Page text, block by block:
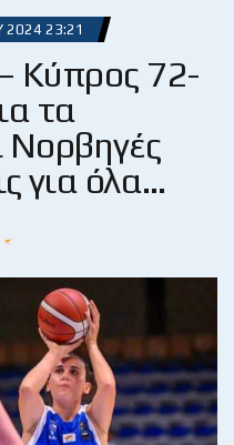
2024 23:21
Κύπρος 72-
τα
Νορβηγές
για όλα…